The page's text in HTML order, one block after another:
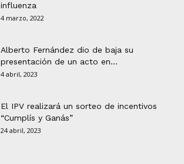
influenza
4 marzo, 2022
Alberto Fernández dio de baja su
presentación de un acto en...
4 abril, 2023
El IPV realizará un sorteo de incentivos
“Cumplís y Ganás”
24 abril, 2023